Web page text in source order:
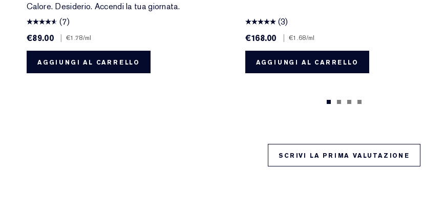
Calore. Desiderio. Accendi la tua giornata.
(7)
€89.00
| €1.78/ml
AGGIUNGI AL CARRELLO
(3)
€168.00
| €1.68/ml
AGGIUNGI AL CARRELLO
SCRIVI LA PRIMA VALUTAZIONE